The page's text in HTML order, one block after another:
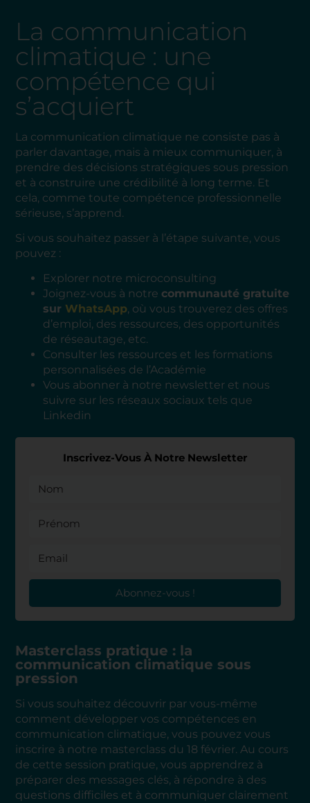
La communication
climatique : une
compétence qui
s’acquiert
La communication climatique ne consiste pas à
parler davantage, mais à mieux communiquer, à
prendre des décisions stratégiques sous pression
et à construire une crédibilité à long terme. Et
cela, comme toute compétence professionnelle
sérieuse, s’apprend.
Si vous souhaitez passer à l’étape suivante, vous
pouvez :
Explorer notre microconsulting
Joignez-vous à notre communauté gratuite
sur WhatsApp, où vous trouverez des offres
d’emploi, des ressources, des opportunités
de réseautage, etc.
Consulter les ressources et les formations
personnalisées de l’Académie
Vous abonner à notre newsletter et nous
suivre sur les réseaux sociaux tels que
Linkedin
Inscrivez-Vous À Notre Newsletter
Abonnez-vous !
Masterclass pratique : la
communication climatique sous
pression
Si vous souhaitez découvrir par vous-même
comment développer vos compétences en
communication climatique, vous pouvez vous
inscrire à notre masterclass du 18 février. Au cours
de cette session pratique, vous apprendrez à
préparer des messages clés, à répondre à des
questions difficiles et à communiquer clairement